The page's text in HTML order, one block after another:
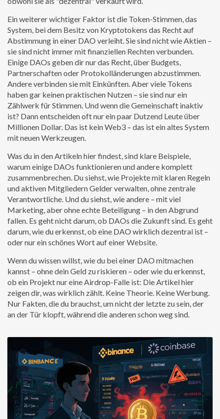
Ein weiterer wichtiger Faktor ist die Token-Stimmen,das
System, bei dem Besitz von Kryptotokens das Recht auf
Abstimmung in einer DAO verleiht. Sie sind nicht wie Aktien –
sie sind nicht immer mit finanziellen Rechten verbunden.
Einige DAOs geben dir nur das Recht, über Budgets,
Partnerschaften oder Protokolländerungen abzustimmen.
Andere verbinden sie mit Einkünften. Aber viele Tokens
haben gar keinen praktischen Nutzen – sie sind nur ein
Zählwerk für Stimmen. Und wenn die Gemeinschaft inaktiv
ist? Dann entscheiden oft nur ein paar Dutzend Leute über
Millionen Dollar. Das ist kein Web3 – das ist ein altes System
mit neuen Werkzeugen.
Was du in den Artikeln hier findest, sind klare Beispiele,
warum einige DAOs funktionieren und andere komplett
zusammenbrechen. Du siehst, wie Projekte mit klaren Regeln
und aktiven Mitgliedern Gelder verwalten, ohne zentrale
Verantwortliche. Und du siehst, wie andere – mit viel
Marketing, aber ohne echte Beteiligung – in den Abgrund
fallen. Es geht nicht darum, ob DAOs die Zukunft sind. Es geht
darum, wie du erkennst, ob eine DAO wirklich dezentral ist –
oder nur ein schönes Wort auf einer Website.
Wenn du wissen willst, wie du bei einer DAO mitmachen
kannst – ohne dein Geld zu riskieren – oder wie du erkennst,
ob ein Projekt nur eine Airdrop-Falle ist: Die Artikel hier
zeigen dir, was wirklich zählt. Keine Theorie. Keine Werbung.
Nur Fakten, die du brauchst, um nicht der letzte zu sein, der
an der Tür klopft, während die anderen schon weg sind.